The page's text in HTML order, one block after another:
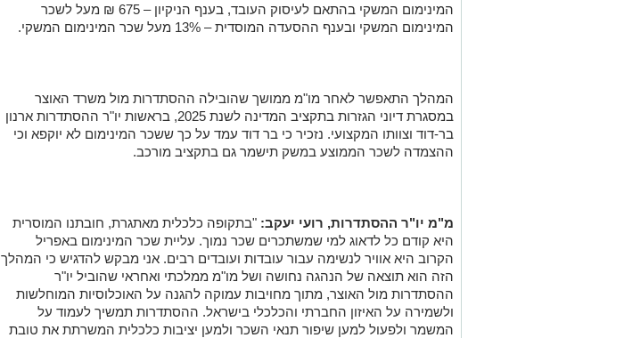
המינימום המשקי בהתאם לעיסוק העובד, בענף הניקיון – 675 ₪ מעל לשכר
המינימום המשקי ובענף ההסעדה המוסדית – 13% מעל שכר המינימום המשקי.
המהלך התאפשר לאחר מו"מ ממושך שהובילה ההסתדרות מול משרד האוצר
במסגרת דיוני הגזרות בתקציב המדינה לשנת 2025, בראשות יו"ר ההסתדרות ארנון
בר-דוד וצוותו המקצועי. נזכיר כי בר דוד עמד על כך ששכר המינימום לא יוקפא וכי
ההצמדה לשכר הממוצע במשק תישמר גם בתקציב מורכב.
מ"מ יו"ר ההסתדרות, רועי יעקב: "בתקופה כלכלית מאתגרת, חובתנו המוסרית
היא קודם כל לדאוג למי שמשתכרים שכר נמוך. עליית שכר המינימום באפריל
הקרוב היא אוויר לנשימה עבור עובדות ועובדים רבים. אני מבקש להדגיש כי המהלך
הזה הוא תוצאה של הנהגה נחושה ושל מו"מ ממלכתי ואחראי שהוביל יו"ר
ההסתדרות מול האוצר, מתוך מחויבות עמוקה להגנה על האוכלוסיות המוחלשות
ולשמירה על האיזון החברתי והכלכלי בישראל. ההסתדרות תמשיך לעמוד על
המשמר ולפעול למען שיפור תנאי השכר ולמען יציבות כלכלית המשרתת את טובת